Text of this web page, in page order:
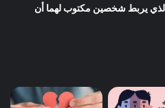
الذي يربط شخصين مكتوب لهما أن